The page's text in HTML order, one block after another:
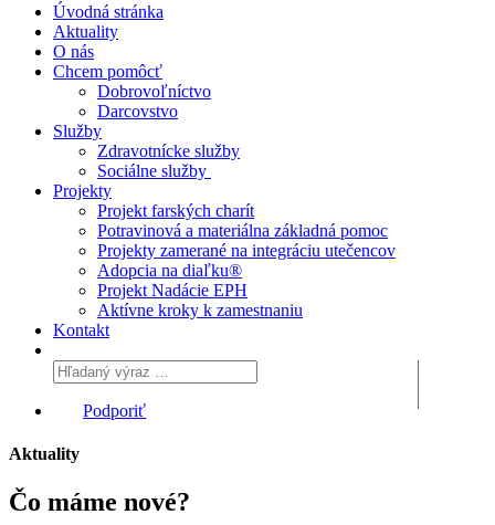
Úvodná stránka
Aktuality
O nás
Chcem pomôcť
Dobrovoľníctvo
Darcovstvo
Služby
Zdravotnícke služby
Sociálne služby
Projekty
Projekt farských charít
Potravinová a materiálna základná pomoc
Projekty zamerané na integráciu utečencov
Adopcia na diaľku®
Projekt Nadácie EPH
Aktívne kroky k zamestnaniu
Kontakt
Podporiť
Aktuality
Čo máme nové?